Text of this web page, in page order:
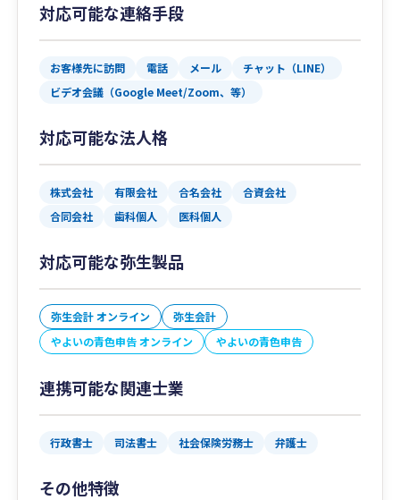
対応可能な連絡手段
お客様先に訪問 電話 メール
チャット（LINE）
ビデオ会議（Google Meet/Zoom、等）
対応可能な法人格
株式会社 有限会社 合名会社
合資会社
合同会社
歯科個人 医科個人
対応可能な弥生製品
弥生会計 オンライン
弥生会計
やよいの青色申告 オンライン
やよいの青色申告
連携可能な関連士業
行政書士 司法書士 社会保険労務士 弁護士
その他特徴